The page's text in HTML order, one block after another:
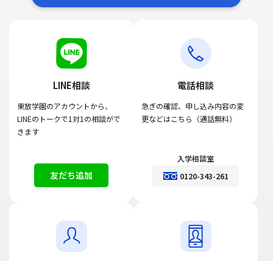
LINE相談
東放学園のアカウントから、
LINEのトークで1対1の相談がで
きます
友だち追加
電話相談
急ぎの確認、申し込み内容の変
更などはこちら（通話無料）
入学相談室
0120-343-261